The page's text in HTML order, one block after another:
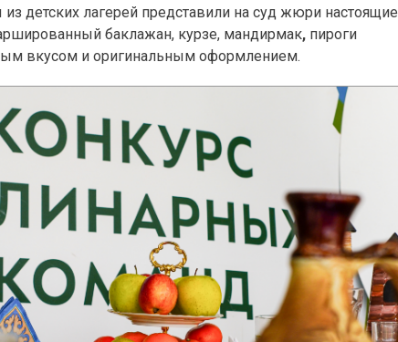
детских лагерей представили на суд жюри настоящие
баклажан, курзе, мандирмак, пироги
вкусом и оригинальным оформлением.